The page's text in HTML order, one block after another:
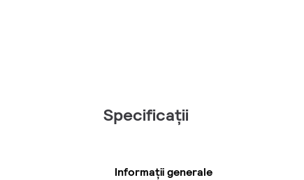
Specificații
Informații generale